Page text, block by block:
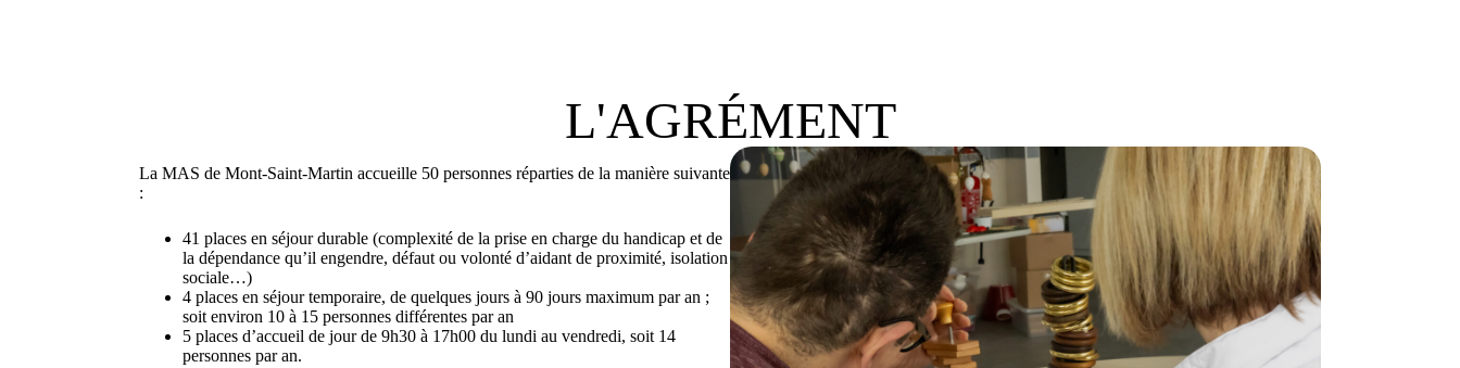
L'AGRÉMENT
La MAS de Mont-Saint-Martin accueille 50 personnes réparties de la manière suivante
:
41 places en séjour durable (complexité de la prise en charge du handicap et de
la dépendance qu’il engendre, défaut ou volonté d’aidant de proximité, isolation
sociale…)
4 places en séjour temporaire, de quelques jours à 90 jours maximum par an ;
soit environ 10 à 15 personnes différentes par an
5 places d’accueil de jour de 9h30 à 17h00 du lundi au vendredi, soit 14
personnes par an.